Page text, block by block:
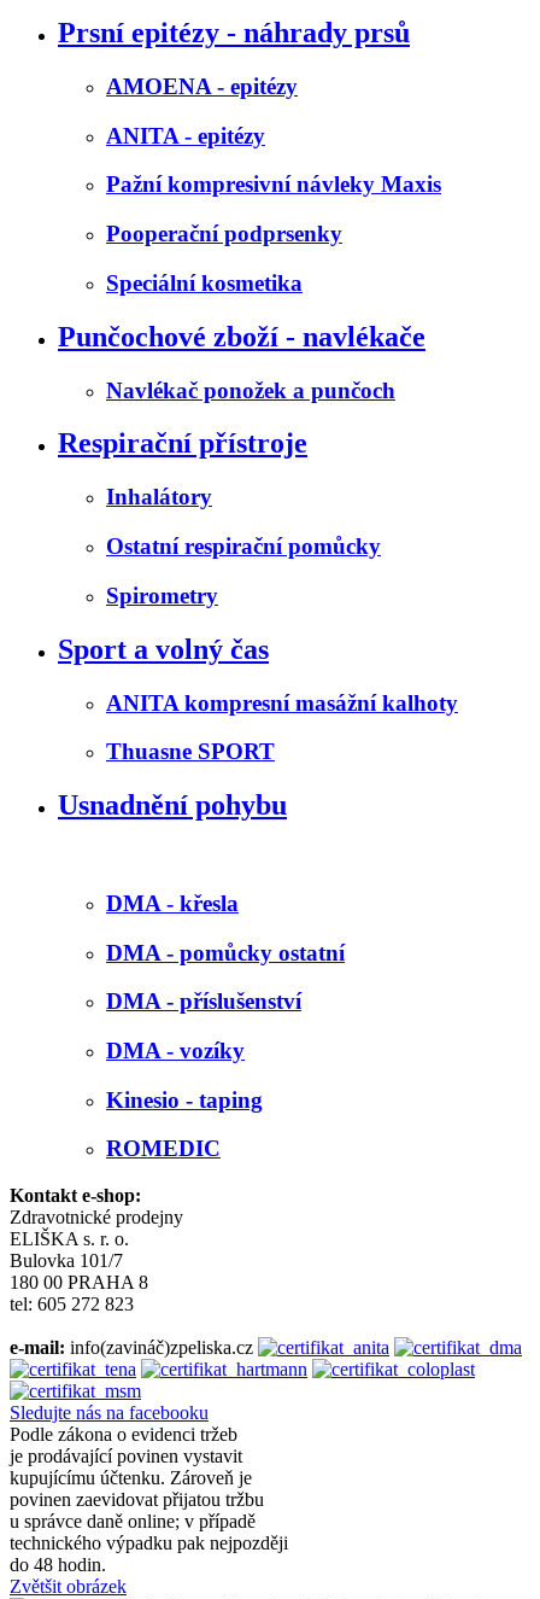
Prsní epitézy - náhrady prsů
AMOENA - epitézy
ANITA - epitézy
Pažní kompresivní návleky Maxis
Pooperační podprsenky
Speciální kosmetika
Punčochové zboží - navlékače
Navlékač ponožek a punčoch
Respirační přístroje
Inhalátory
Ostatní respirační pomůcky
Spirometry
Sport a volný čas
ANITA kompresní masážní kalhoty
Thuasne SPORT
Usnadnění pohybu
DMA - křesla
DMA - pomůcky ostatní
DMA - příslušenství
DMA - vozíky
Kinesio - taping
ROMEDIC
Kontakt e-shop:
Zdravotnické prodejny
ELIŠKA s. r. o.
Bulovka 101/7
180 00 PRAHA 8
tel: 605 272 823
e-mail: info(zavináč)zpeliska.cz
Sledujte nás na facebooku
Podle zákona o evidenci tržeb
je prodávající povinen vystavit
kupujícímu účtenku. Zároveň je
povinen zaevidovat přijatou tržbu
u správce daně online; v případě
technického výpadku pak nejpozději
do 48 hodin.
Zvětšit obrázek